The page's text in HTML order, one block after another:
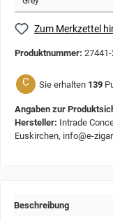
Zum Merkzettel
Produktnummer:
C Sie erhalten 139
Angaben zur
Hersteller: Intrade
Euskirchen, info@e-
Beschreibung